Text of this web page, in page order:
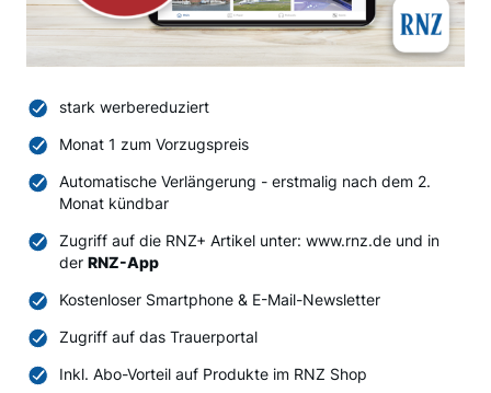
stark werbereduziert
Monat 1 zum Vorzugspreis
Automatische Verlängerung - erstmalig nach dem 2.
Monat kündbar
Zugriff auf die RNZ+ Artikel unter: www.rnz.de und in
der RNZ-App
Kostenloser Smartphone & E-Mail-Newsletter
Zugriff auf das Trauerportal
Inkl. Abo-Vorteil auf Produkte im RNZ Shop